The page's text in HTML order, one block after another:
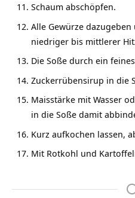
Schaum abschöpfen.
Alle Gewürze
niedriger bis mittlerer
Die Soße durch ein
Zuckerrübensirup in die
Maisstärke mit Wasser
in die Soße damit
Kurz aufkochen lassen,
Mit Rotkohl und